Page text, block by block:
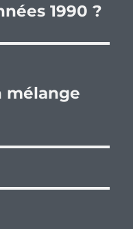
1990 ?
mélange